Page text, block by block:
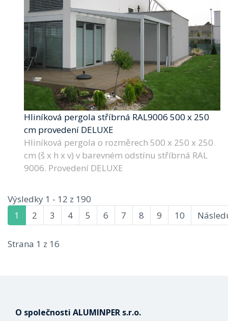
Hliníková pergola stříbrná RAL9006 500 x 250
cm provedení DELUXE
Hliníková pergola o rozměrech 500 x 250 x 250
cm (š x h x v) v barevném odstínu stříbrná RAL
9006. Provedení DELUXE
Výsledky 1 - 12 z 190
1
2 3 4 5 6 7 8 9 10
Strana 1 z 16
O společnosti ALUMINPER s.r.o.